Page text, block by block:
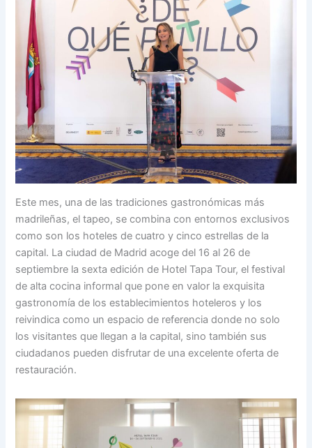
Este mes, una de las tradiciones gastronómicas más
madrileñas, el tapeo, se combina con entornos exclusivos
como son los hoteles de cuatro y cinco estrellas de la
capital. La ciudad de Madrid acoge del 16 al 26 de
septiembre la sexta edición de Hotel Tapa Tour, el festival
de alta cocina informal que pone en valor la exquisita
gastronomía de los establecimientos hoteleros y los
reivindica como un espacio de referencia donde no solo
los visitantes que llegan a la capital, sino también sus
ciudadanos pueden disfrutar de una excelente oferta de
restauración.